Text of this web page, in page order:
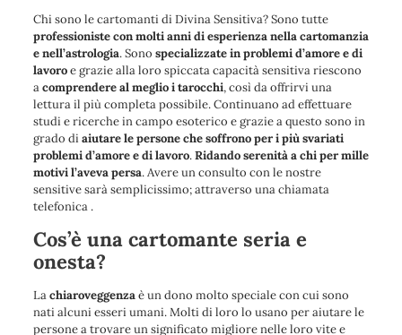
Chi sono le cartomanti di Divina Sensitiva? Sono tutte
professioniste con molti anni di esperienza nella cartomanzia
e nell’astrologia. Sono specializzate in problemi d’amore e di
lavoroe grazie alla loro spiccata capacità sensitiva riescono
acomprendere al meglio i tarocchi, così da offrirvi una
lettura il più completa possibile. Continuano ad effettuare
studi e ricerche in campo esoterico e grazie a questo sono in
grado diaiutare le persone che soffrono per i più svariati
problemi d’amore e di lavoro.Ridando serenità a chi per mille
motivi l’aveva persa. Avere un consulto con le nostre
sensitive sarà semplicissimo; attraverso una chiamata
telefonica .
Cos’è una cartomante seria e
onesta?
Lachiaroveggenzaè un dono molto speciale con cui sono
nati alcuni esseri umani. Molti di loro lo usano per aiutare le
persone a trovare un significato migliore nelle loro vite e